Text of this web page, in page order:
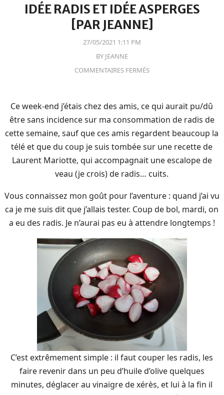
IDÉE RADIS ET IDÉE ASPERGES
[PAR JEANNE]
27/05/2021 1:11 PM
BY JEANNE
COMMENTAIRES FERMÉS
Ce week-end j’étais chez des amis, ce qui aurait pu/dû
être sans incidence sur ma consommation de radis de
cette semaine, sauf que ces amis regardent beaucoup la
télé et que du coup je suis tombée sur une recette de
Laurent Mariotte, qui accompagnait une escalope de
veau (je crois) de radis… cuits.
Vous connaissez mon goût pour l’aventure : quand j’ai vu
ca je me suis dit que j’allais tester. Coup de bol, mardi, on
a eu des radis. Je n’aurai pas eu à attendre longtemps !
C’est extrêmement simple : il faut couper les radis, les
faire revenir dans un peu d’huile d’olive quelques
minutes, déglacer au vinaigre de xérès, et lui à la fin il